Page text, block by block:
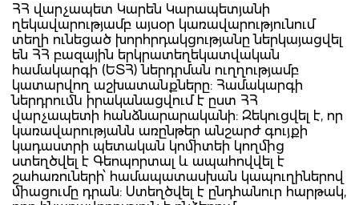
ՀՀ վարչապետ Կարեն Կարապետյանի
ղեկավարությամբ այսօր կառավարությունում
տեղի ունեցած խորհրդակցությանը ներկայացվել
են ՀՀ բազային երկրատեղեկատվական
համակարգի (ԵՏՀ) ներդրման ուղղությամբ
կատարվող աշխատանքները: Համակարգի
ներդրումն իրականացվում է ըստ ՀՀ
վարչապետի հանձնարարականի: Զեկուցվել է, որ
կառավարությանն առընթեր անշարժ գույքի
կադաստրի պետական կոմիտեի կողմից
ստեղծվել է Գեոպորտալ և ապահովվել է
շահառուների՝ համապատասխան կապուղիներով
միացումը դրան: Ստեղծվել է ընդհանուր հարթակ,